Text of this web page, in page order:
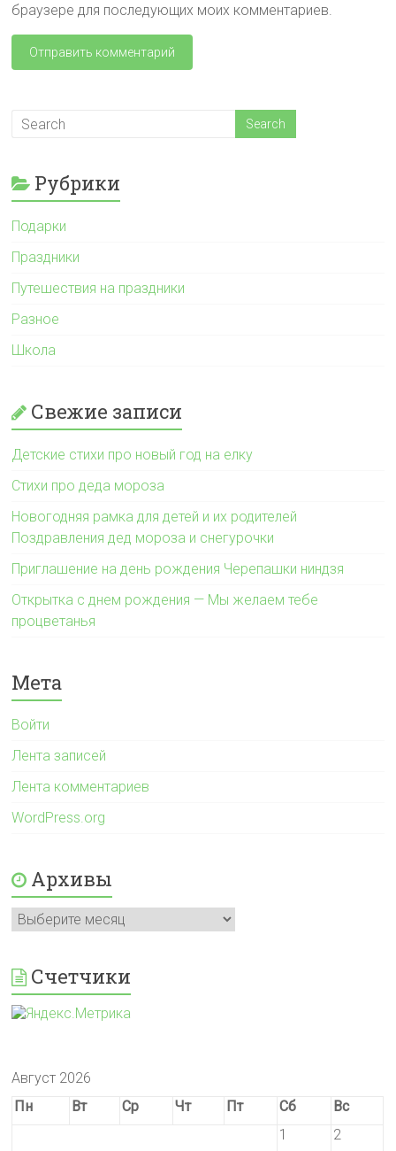
браузере для последующих моих комментариев.
Рубрики
Подарки
Праздники
Путешествия на праздники
Разное
Школа
Свежие записи
Детские стихи про новый год на елку
Стихи про деда мороза
Новогодняя рамка для детей и их родителей
Поздравления дед мороза и снегурочки
Приглашение на день рождения Черепашки ниндзя
Открытка с днем рождения — Мы желаем тебе
процветанья
Мета
Войти
Лента записей
Лента комментариев
WordPress.org
Архивы
Архивы
Счетчики
Август 2026
Пн
Вт Ср Чт Пт Сб
Вс
1
2